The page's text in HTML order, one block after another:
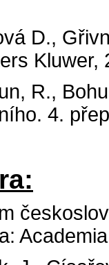
D.,
Kluwer,
R.,
4.